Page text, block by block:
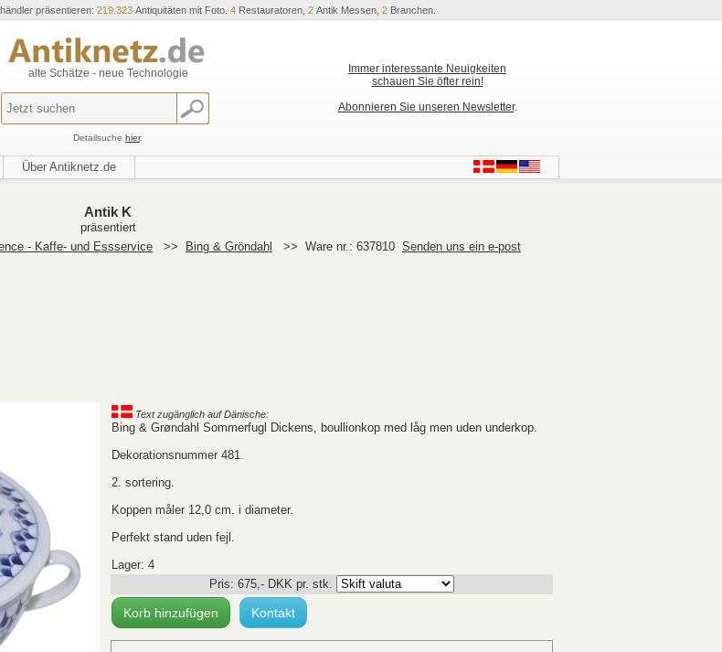
präsentieren: 219.323 Antiquitäten mit Foto. 4 Restauratoren, 2 Antik Messen, 2 Branchen.
alte Schätze - neue Technologie
Detailsuche hier.
Immer interessante Neuigkeiten
schauen Sie öfter rein!
Abonnieren Sie unseren Newsletter.
Über Antiknetz.de
Antik K
präsentiert
- Kaffe- und Essservice >> Bing & Gröndahl >> Ware nr.: 637810 Senden uns ein e-post
Text zugänglich auf Dänische:
Bing & Grøndahl Sommerfugl Dickens, boullionkop med låg men uden underkop.
Dekorationsnummer 481.
2. sortering.
Koppen måler 12,0 cm. i diameter.
Perfekt stand uden fejl.
Lager: 4
Pris: 675,- DKK pr. stk.
Korb hinzufügen Kontakt